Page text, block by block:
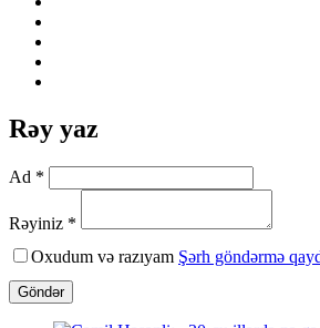
Rəy yaz
Ad *
Rəyiniz *
Oxudum və razıyam Şərh göndərmə
Göndər